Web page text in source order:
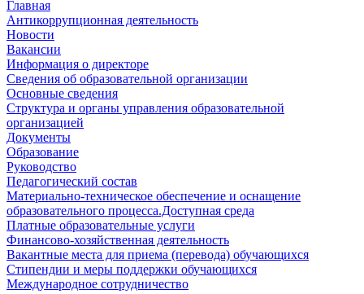
Главная
Антикоррупционная деятельность
Новости
Вакансии
Информация о директоре
Сведения об образовательной организации
Основные сведения
Структура и органы управления образовательной
организацией
Документы
Образование
Руководство
Педагогический состав
Материально-техническое обеспечение и оснащение
образовательного процесса.Доступная среда
Платные образовательные услуги
Финансово-хозяйственная деятельность
Вакантные места для приема (перевода) обучающихся
Стипендии и меры поддержки обучающихся
Международное сотрудничество